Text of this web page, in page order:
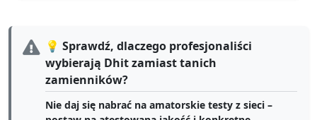
💡 Sprawdź, dlaczego profesjonaliści
wybierają Dhit zamiast tanich
zamienników?
Nie daj się nabrać na amatorskie testy z sieci –